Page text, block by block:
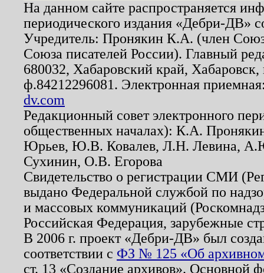
На данном сайте распространяется
периодического издания «Дебри-ДВ»
Учредитель: Пронякин К.А. (член
Союза писателей России). Главный
680032, Хабаровский край,
ф.84212296081. Электронная
dv.com
Редакционный совет электронного
общественных началах): К.А.
Юрьев, Ю.В. Ковалев, Л.Н. Левина,
Сухинин, О.В. Егорова
Свидетельство о регистрации СМИ
выдано Федеральной службой по
и массовых коммуникаций
Российская Федерация, зарубежные
В 2006 г. проект «Дебри-ДВ» был
соответствии с ФЗ № 125 «Об
ст. 13 «Создание архивов». Основной